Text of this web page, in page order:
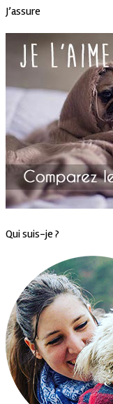
J’assure
Qui suis-je ?